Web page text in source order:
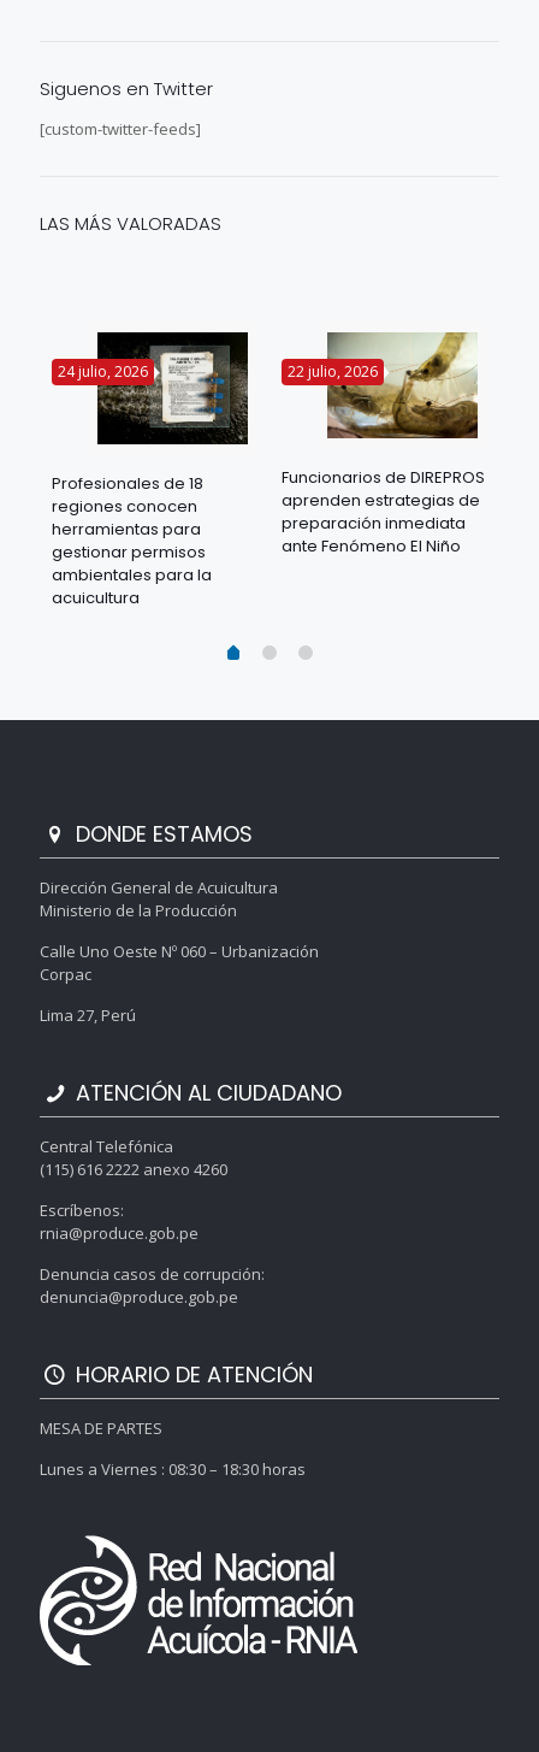
Siguenos en Twitter
[custom-twitter-feeds]
LAS MÁS VALORADAS
24 julio, 2026
Profesionales de 18
regiones conocen
herramientas para
gestionar permisos
ambientales para la
acuicultura
22 julio, 2026
Funcionarios de DIREPROS
aprenden estrategias de
preparación inmediata
ante Fenómeno El Niño
DONDE ESTAMOS
Dirección General de Acuicultura
Ministerio de la Producción
Calle Uno Oeste Nº 060 – Urbanización
Corpac
Lima 27, Perú
ATENCIÓN AL CIUDADANO
Central Telefónica
(115) 616 2222 anexo 4260
Escríbenos:
rnia@produce.gob.pe
Denuncia casos de corrupción:
denuncia@produce.gob.pe
HORARIO DE ATENCIÓN
MESA DE PARTES
Lunes a Viernes : 08:30 – 18:30 horas